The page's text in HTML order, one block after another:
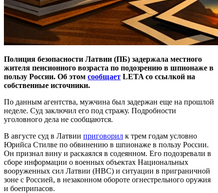
Полиция безопасности Латвии (ПБ) задержала местного
жителя пенсионного возраста по подозрению в шпионаже в
пользу России. Об этом сообщает LETA со ссылкой на
собственные источники.
По данным агентства, мужчина был задержан еще на прошлой
неделе. Суд заключил его под стражу. Подробности
уголовного дела не сообщаются.
В августе суд в Латвии приговорил к трем годам условно
Юрийса Стилве по обвинению в шпионаже в пользу России.
Он признал вину и раскаялся в содеянном. Его подозревали в
сборе информации о военных объектах Национальных
вооруженных сил Латвии (НВС) и ситуации в приграничной
зоне с Россией, в незаконном обороте огнестрельного оружия
и боеприпасов.